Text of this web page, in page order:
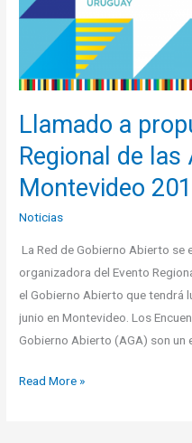
Llamado a
Regional de
Montevideo
Noticias
La Red de Gobierno Abierto
organizadora del Evento
el Gobierno Abierto que tendrá
junio en Montevideo. Los
Gobierno Abierto (AGA) son
Regional
las
Américas
AGA
en
Montevideo
2016
Read More »